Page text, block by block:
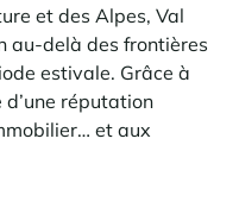
et des Alpes, Val
au-delà des frontières
estivale. Grâce à
d’une réputation
et aux